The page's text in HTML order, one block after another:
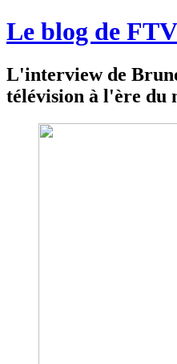
Le blog de
L'interview de
télévision à l'ère du